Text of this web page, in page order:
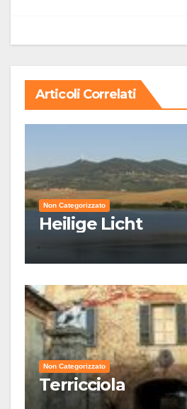
Articoli Correlati
Non Categorizzato
Heilige Licht
Non Categorizzato
Terricciola